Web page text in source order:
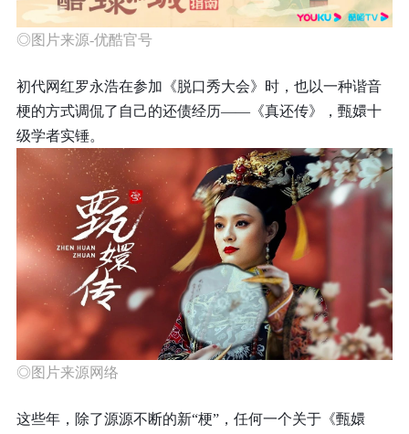
◎图片来源-优酷官号
初代网红罗永浩在参加《脱口秀大会》时，也以一种谐音
梗的方式调侃了自己的还债经历——《真还传》，甄嬛十
级学者实锤。
◎图片来源网络
这些年，除了源源不断的新“梗”，任何一个关于《甄嬛